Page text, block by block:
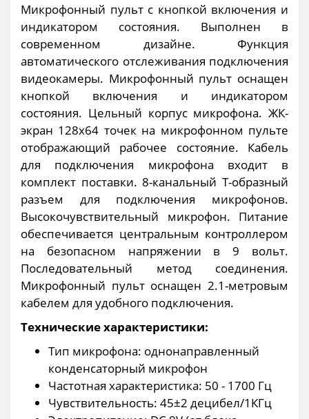
Микрофонный пульт с кнопкой включения и
индикатором состояния. Выполнен в
современном дизайне. Функция
автоматического отслеживания подключения
видеокамеры. Микрофонный пульт оснащен
кнопкой включения и индикатором
состояния. Цельный корпус микрофона. ЖК-
экран 128х64 точек на микрофонном пульте
отображающий рабочее состояние. Кабель
для подключения микрофона входит в
комплект поставки. 8-канальный Т-образный
разъем для подключения микрофонов.
Высокочувствительный микрофон. Питание
обеспечивается центральным контроллером
на безопасном напряжении в 9 вольт.
Последовательный метод соединения.
Микрофонный пульт оснащен 2.1-метровым
кабелем для удобного подключения.
Технические характеристики:
Тип микрофона: однонаправленный
конденсаторный микрофон
Частотная характеристика: 50 - 1700 Гц
Чувствительность: 45±2 децибел/1КГц